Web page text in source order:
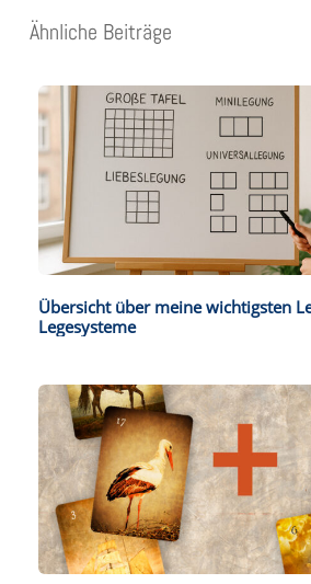
Ähnliche Beiträge
Übersicht über meine wichtigsten
Legesysteme